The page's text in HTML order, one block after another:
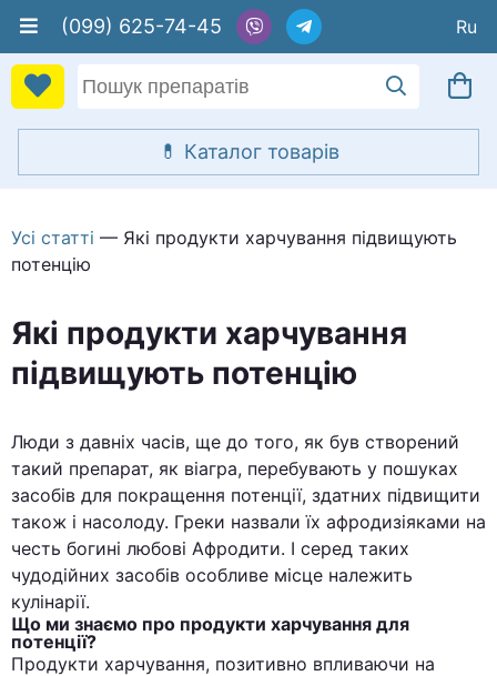
(099) 625-74-45
Усі статті — Які продукти харчування підвищують
потенцію
Які продукти харчування
підвищують потенцію
Люди з давніх часів, ще до того, як був створений
такий препарат, як віагра, перебувають у пошуках
засобів для покращення потенції, здатних підвищити
також і насолоду. Греки назвали їх афродизіяками на
честь богині любові Афродити. І серед таких
чудодійних засобів особливе місце належить
кулінарії.
Що ми знаємо про продукти харчування для
потенції?
Продукти харчування, позитивно впливаючи на